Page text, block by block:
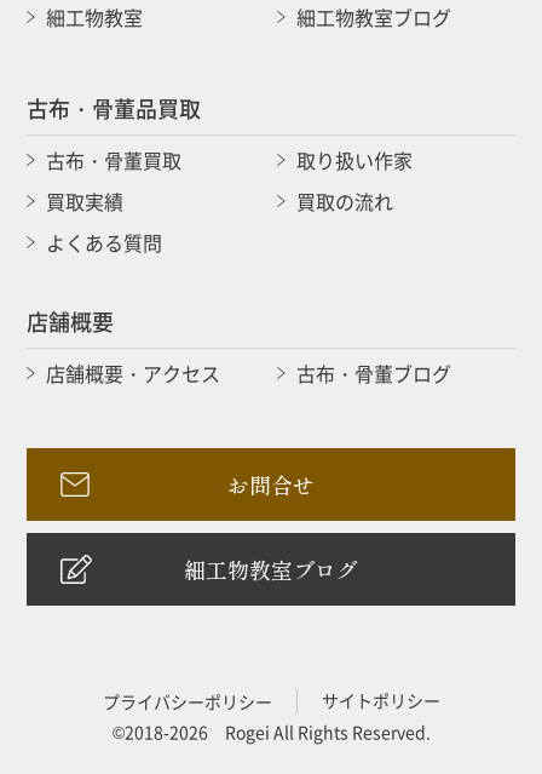
細工物教室 細工物教室ブログ
古布・骨董品買取
古布・骨董買取
取り扱い作家
買取実績
買取の流れ
よくある質問
店舗概要
店舗概要・アクセス 古布・骨董ブログ
お問合せ
細工物教室ブログ
プライバシーポリシー
サイトポリシー
©2018-2026 Rogei All Rights Reserved.